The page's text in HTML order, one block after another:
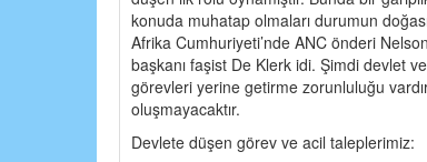
konuda muhatap olmaları durumun
Afrika Cumhuriyeti’nde ANC önderi
başkanı faşist De Klerk idi. Şimdi devlet
görevleri yerine getirme zorunluluğu
oluşmayacaktır.
Devlete düşen görev ve acil taleplerimiz: